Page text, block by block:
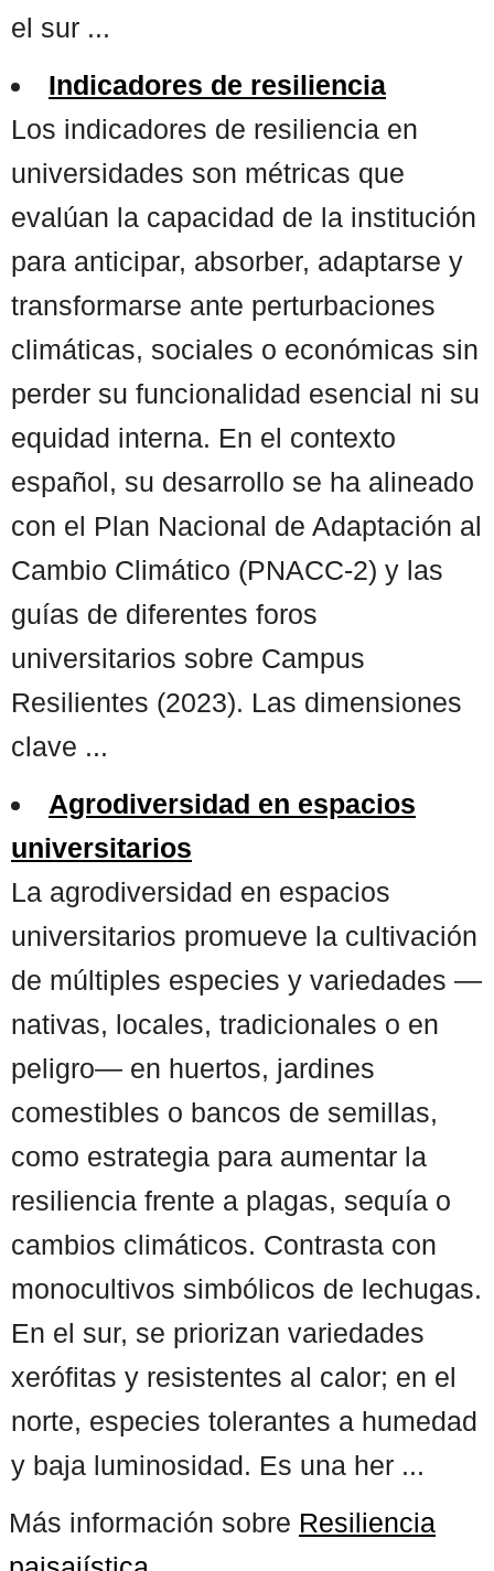
el sur ...
Indicadores de resiliencia
Los indicadores de resiliencia en
universidades son métricas que
evalúan la capacidad de la institución
para anticipar, absorber, adaptarse y
transformarse ante perturbaciones
climáticas, sociales o económicas sin
perder su funcionalidad esencial ni su
equidad interna. En el contexto
español, su desarrollo se ha alineado
con el Plan Nacional de Adaptación al
Cambio Climático (PNACC-2) y las
guías de diferentes foros
universitarios sobre Campus
Resilientes (2023). Las dimensiones
clave ...
Agrodiversidad en espacios
universitarios
La agrodiversidad en espacios
universitarios promueve la cultivación
de múltiples especies y variedades —
nativas, locales, tradicionales o en
peligro— en huertos, jardines
comestibles o bancos de semillas,
como estrategia para aumentar la
resiliencia frente a plagas, sequía o
cambios climáticos. Contrasta con
monocultivos simbólicos de lechugas.
En el sur, se priorizan variedades
xerófitas y resistentes al calor; en el
norte, especies tolerantes a humedad
y baja luminosidad. Es una her ...
Más información sobre Resiliencia